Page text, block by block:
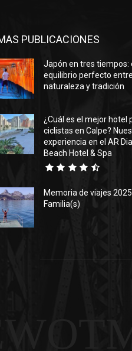
PUBLICACIONES
Japón en tres tiempos:
equilibrio perfecto
naturaleza y tradición
¿Cuál es el mejor hotel
ciclistas en Calpe?
experiencia en el AR
Beach Hotel & Spa
Memoria de viajes
Familia(s)